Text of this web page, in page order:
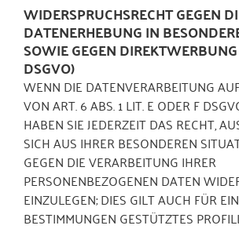
WIDERSPRUCHSRECHT GEGEN
DATENERHEBUNG IN
SOWIE GEGEN
DSGVO)
WENN DIE DATENVERARBEITUNG
VON ART. 6 ABS. 1 LIT. E ODER F
HABEN SIE JEDERZEIT DAS RECHT,
SICH AUS IHRER BESONDEREN
GEGEN DIE VERARBEITUNG IHRER
PERSONENBEZOGENEN DATEN
EINZULEGEN; DIES GILT AUCH FÜR
BESTIMMUNGEN GESTÜTZTES